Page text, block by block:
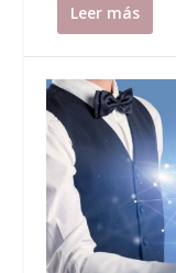
Leer más